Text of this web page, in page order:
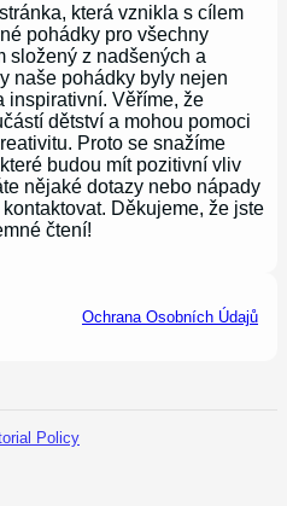
která vznikla s cílem
pohádky pro všechny
složený z nadšených a
naše pohádky byly nejen
inspirativní. Věříme, že
dětství a mohou pomoci
Proto se snažíme
budou mít pozitivní vliv
nějaké dotazy nebo nápady
Děkujeme, že jste
čtení!
Ochrana Osobních Údajů
Policy